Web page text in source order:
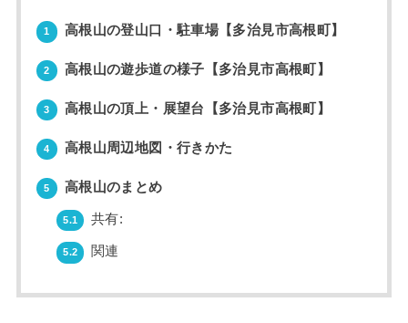
1 高根山の登山口・駐車場【多治見市高根町】
2 高根山の遊歩道の様子【多治見市高根町】
3 高根山の頂上・展望台【多治見市高根町】
4 高根山周辺地図・行きかた
5 高根山のまとめ
5.1 共有:
5.2 関連